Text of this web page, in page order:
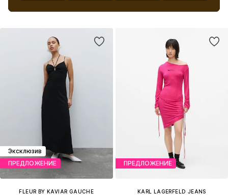
Эксклюзив
ПРЕДЛОЖЕНИЕ
FLEUR BY KAVIAR GAUCHE
ПРЕДЛОЖЕНИЕ
KARL LAGERFELD JEANS